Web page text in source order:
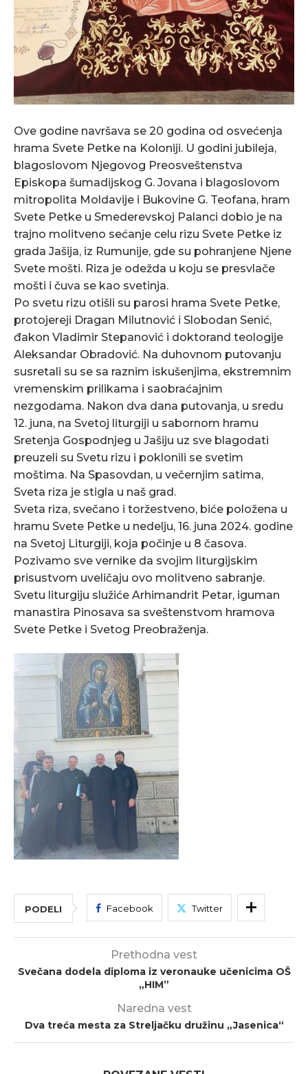
Ove godine navršava se 20 godina od osvećenja
hrama Svete Petke na Koloniji. U godini jubileja,
blagoslovom Njegovog Preosveštenstva
Episkopa šumadijskog G. Jovana i blagoslovom
mitropolita Moldavije i Bukovine G. Teofana, hram
Svete Petke u Smederevskoj Palanci dobio je na
trajno molitveno sećanje celu rizu Svete Petke iz
grada Jašija, iz Rumunije, gde su pohranjene Njene
Svete mošti. Riza je odežda u koju se presvlače
mošti i čuva se kao svetinja.
Po svetu rizu otišli su parosi hrama Svete Petke,
protojereji Dragan Milutnović i Slobodan Senić,
đakon Vladimir Stepanović i doktorand teologije
Aleksandar Obradović. Na duhovnom putovanju
susretali su se sa raznim iskušenjima, ekstremnim
vremenskim prilikama i saobraćajnim
nezgodama. Nakon dva dana putovanja, u sredu
12. juna, na Svetoj liturgiji u sabornom hramu
Sretenja Gospodnjeg u Jašiju uz sve blagodati
preuzeli su Svetu rizu i poklonili se svetim
moštima. Na Spasovdan, u večernjim satima,
Sveta riza je stigla u naš grad.
Sveta riza, svečano i toržestveno, biće položena u
hramu Svete Petke u nedelju, 16. juna 2024. godine
na Svetoj Liturgiji, koja počinje u 8 časova.
Pozivamo sve vernike da svojim liturgijskim
prisustvom uveličaju ovo molitveno sabranje.
Svetu liturgiju služiće Arhimandrit Petar, iguman
manastira Pinosava sa sveštenstvom hramova
Svete Petke i Svetog Preobraženja.
PODELI Facebook Twitter
Prethodna vest
Svečana dodela diploma iz veronauke učenicima OŠ
„HIM”
Naredna vest
Dva treća mesta za Streljačku družinu „Jasenica“